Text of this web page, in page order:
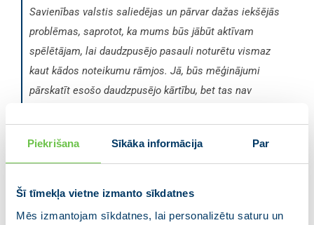
Piekrišana Sīkāka informācija Par
Šī tīmekļa vietne izmanto sīkdatnes
Mēs izmantojam sīkdatnes, lai personalizētu saturu un
Savienības valstis saliedējas un pārvar dažas iekšējās
problēmas, saprotot, ka mums būs jābūt aktīvam
spēlētājam, lai daudzpusējo pasauli noturētu vismaz
kaut kādos noteikumu rāmjos. Jā, būs mēģinājumi
pārskatīt esošo daudzpusējo kārtību, bet tas nav
būs rūpīgi jāseko līdzi, lai krīzes brīdi neizmanto tādas
uzņēmumus, piemēram, IT sektorā, transporta